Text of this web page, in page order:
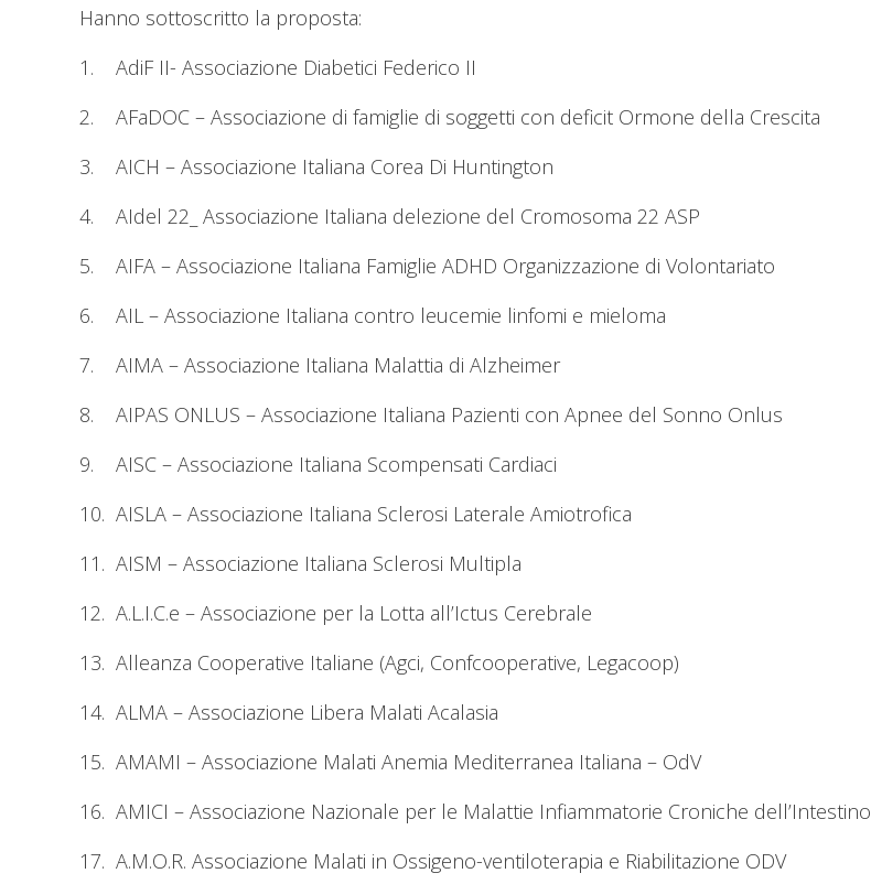
Hanno sottoscritto la proposta:
1. AdiF II- Associazione Diabetici Federico II
2. AFaDOC – Associazione di famiglie di soggetti con deficit Ormone della Crescita
3. AICH – Associazione Italiana Corea Di Huntington
4. AIdel 22_ Associazione Italiana delezione del Cromosoma 22 ASP
5. AIFA – Associazione Italiana Famiglie ADHD Organizzazione di Volontariato
6. AIL – Associazione Italiana contro leucemie linfomi e mieloma
7. AIMA – Associazione Italiana Malattia di Alzheimer
8. AIPAS ONLUS – Associazione Italiana Pazienti con Apnee del Sonno Onlus
9. AISC – Associazione Italiana Scompensati Cardiaci
10. AISLA – Associazione Italiana Sclerosi Laterale Amiotrofica
11. AISM – Associazione Italiana Sclerosi Multipla
12. A.L.I.C.e – Associazione per la Lotta all’Ictus Cerebrale
13. Alleanza Cooperative Italiane (Agci, Confcooperative, Legacoop)
14. ALMA – Associazione Libera Malati Acalasia
15. AMAMI – Associazione Malati Anemia Mediterranea Italiana – OdV
16. AMICI – Associazione Nazionale per le Malattie Infiammatorie Croniche dell’Intestino
17. A.M.O.R. Associazione Malati in Ossigeno-ventiloterapia e Riabilitazione ODV